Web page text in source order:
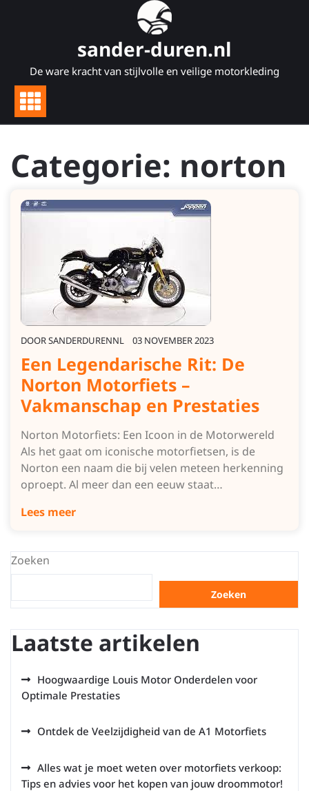
sander-duren.nl
De ware kracht van stijlvolle en veilige motorkleding
Categorie: norton
DOORSANDERDURENNL 03 NOVEMBER 2023
Een Legendarische Rit: De
Norton Motorfiets –
Vakmanschap en Prestaties
Norton Motorfiets: Een Icoon in de Motorwereld
Als het gaat om iconische motorfietsen, is de
Norton een naam die bij velen meteen herkenning
oproept. Al meer dan een eeuw staat…
Lees meer
Zoeken
Zoeken
Laatste artikelen
Hoogwaardige Louis Motor Onderdelen voor
Optimale Prestaties
Ontdek de Veelzijdigheid van de A1 Motorfiets
Alles wat je moet weten over motorfiets verkoop:
Tips en advies voor het kopen van jouw droommotor!